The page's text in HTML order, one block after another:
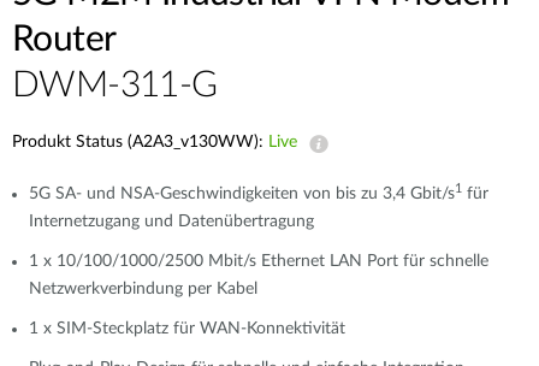
Router
​​​DWM-311-G
Produkt Status (A2A3_v130WW): Live
5G SA- und NSA-Geschwindigkeiten von bis zu 3,4 Gbit/s1
für
Internetzugang und Datenübertragung
1 x 10/100/1000/2500 Mbit/s Ethernet LAN Port für schnelle
Netzwerkverbindung per Kabel​​
1 x SIM-Steckplatz für WAN-Konnektivität​​